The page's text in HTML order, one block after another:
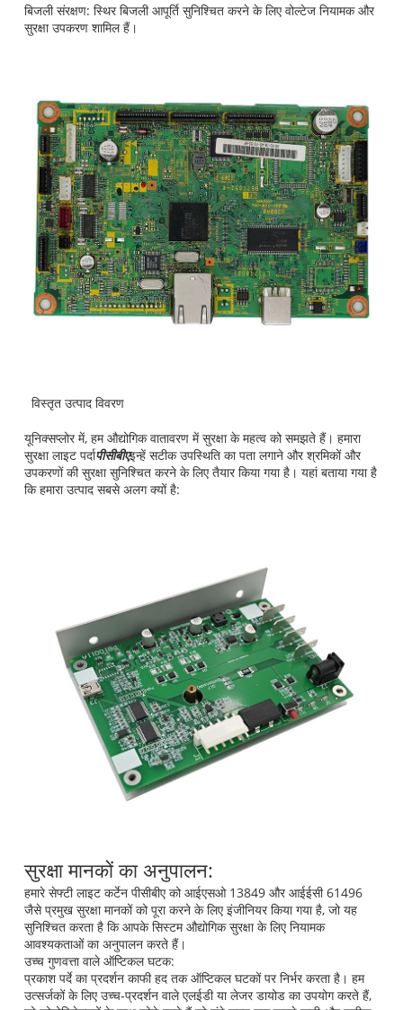
बिजली संरक्षण: स्थिर बिजली आपूर्ति सुनिश्चित करने के लिए वोल्टेज नियामक और
सुरक्षा उपकरण शामिल हैं।
विस्तृत उत्पाद विवरण
यूनिक्सप्लोर में, हम औद्योगिक वातावरण में सुरक्षा के महत्व को समझते हैं। हमारा
सुरक्षा लाइट पर्दापीसीबीएइन्हें सटीक उपस्थिति का पता लगाने और श्रमिकों और
उपकरणों की सुरक्षा सुनिश्चित करने के लिए तैयार किया गया है। यहां बताया गया है
कि हमारा उत्पाद सबसे अलग क्यों है:
सुरक्षा मानकों का अनुपालन:
हमारे सेफ्टी लाइट कर्टेन पीसीबीए को आईएसओ 13849 और आईईसी 61496
जैसे प्रमुख सुरक्षा मानकों को पूरा करने के लिए इंजीनियर किया गया है, जो यह
सुनिश्चित करता है कि आपके सिस्टम औद्योगिक सुरक्षा के लिए नियामक
आवश्यकताओं का अनुपालन करते हैं।
उच्च गुणवत्ता वाले ऑप्टिकल घटक:
प्रकाश पर्दे का प्रदर्शन काफी हद तक ऑप्टिकल घटकों पर निर्भर करता है। हम
उत्सर्जकों के लिए उच्च-प्रदर्शन वाले एलईडी या लेजर डायोड का उपयोग करते हैं,